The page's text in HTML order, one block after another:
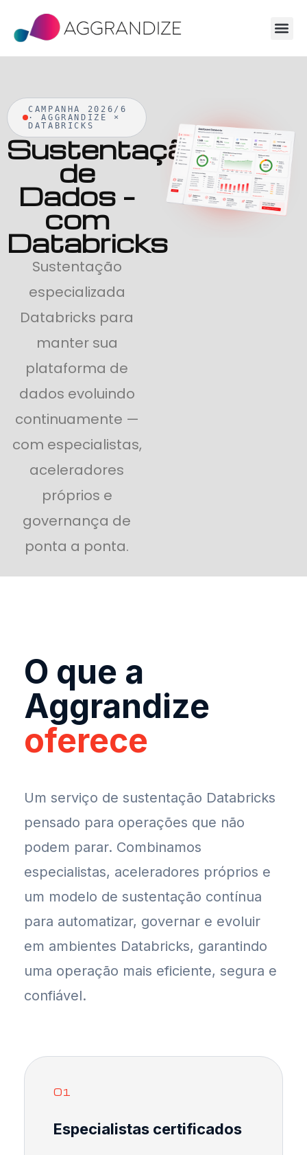
CAMPANHA 2026/6
· AGGRANDIZE ×
DATABRICKS
Sustentação
de
Dados –
com
Databricks
Sustentação
especializada
Databricks para
manter sua
plataforma de
dados evoluindo
continuamente —
com especialistas,
aceleradores
próprios e
governança de
ponta a ponta.
O que a
Aggrandize
oferece
Um serviço de sustentação Databricks
pensado para operações que não
podem parar. Combinamos
especialistas, aceleradores próprios e
um modelo de sustentação contínua
para automatizar, governar e evoluir
em ambientes Databricks, garantindo
uma operação mais eficiente, segura e
confiável.
01
Especialistas certificados